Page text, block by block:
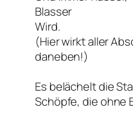
Blasser
Wird.
(Hier wirkt aller
daneben!)
Es belächelt die
Schöpfe, die ohne